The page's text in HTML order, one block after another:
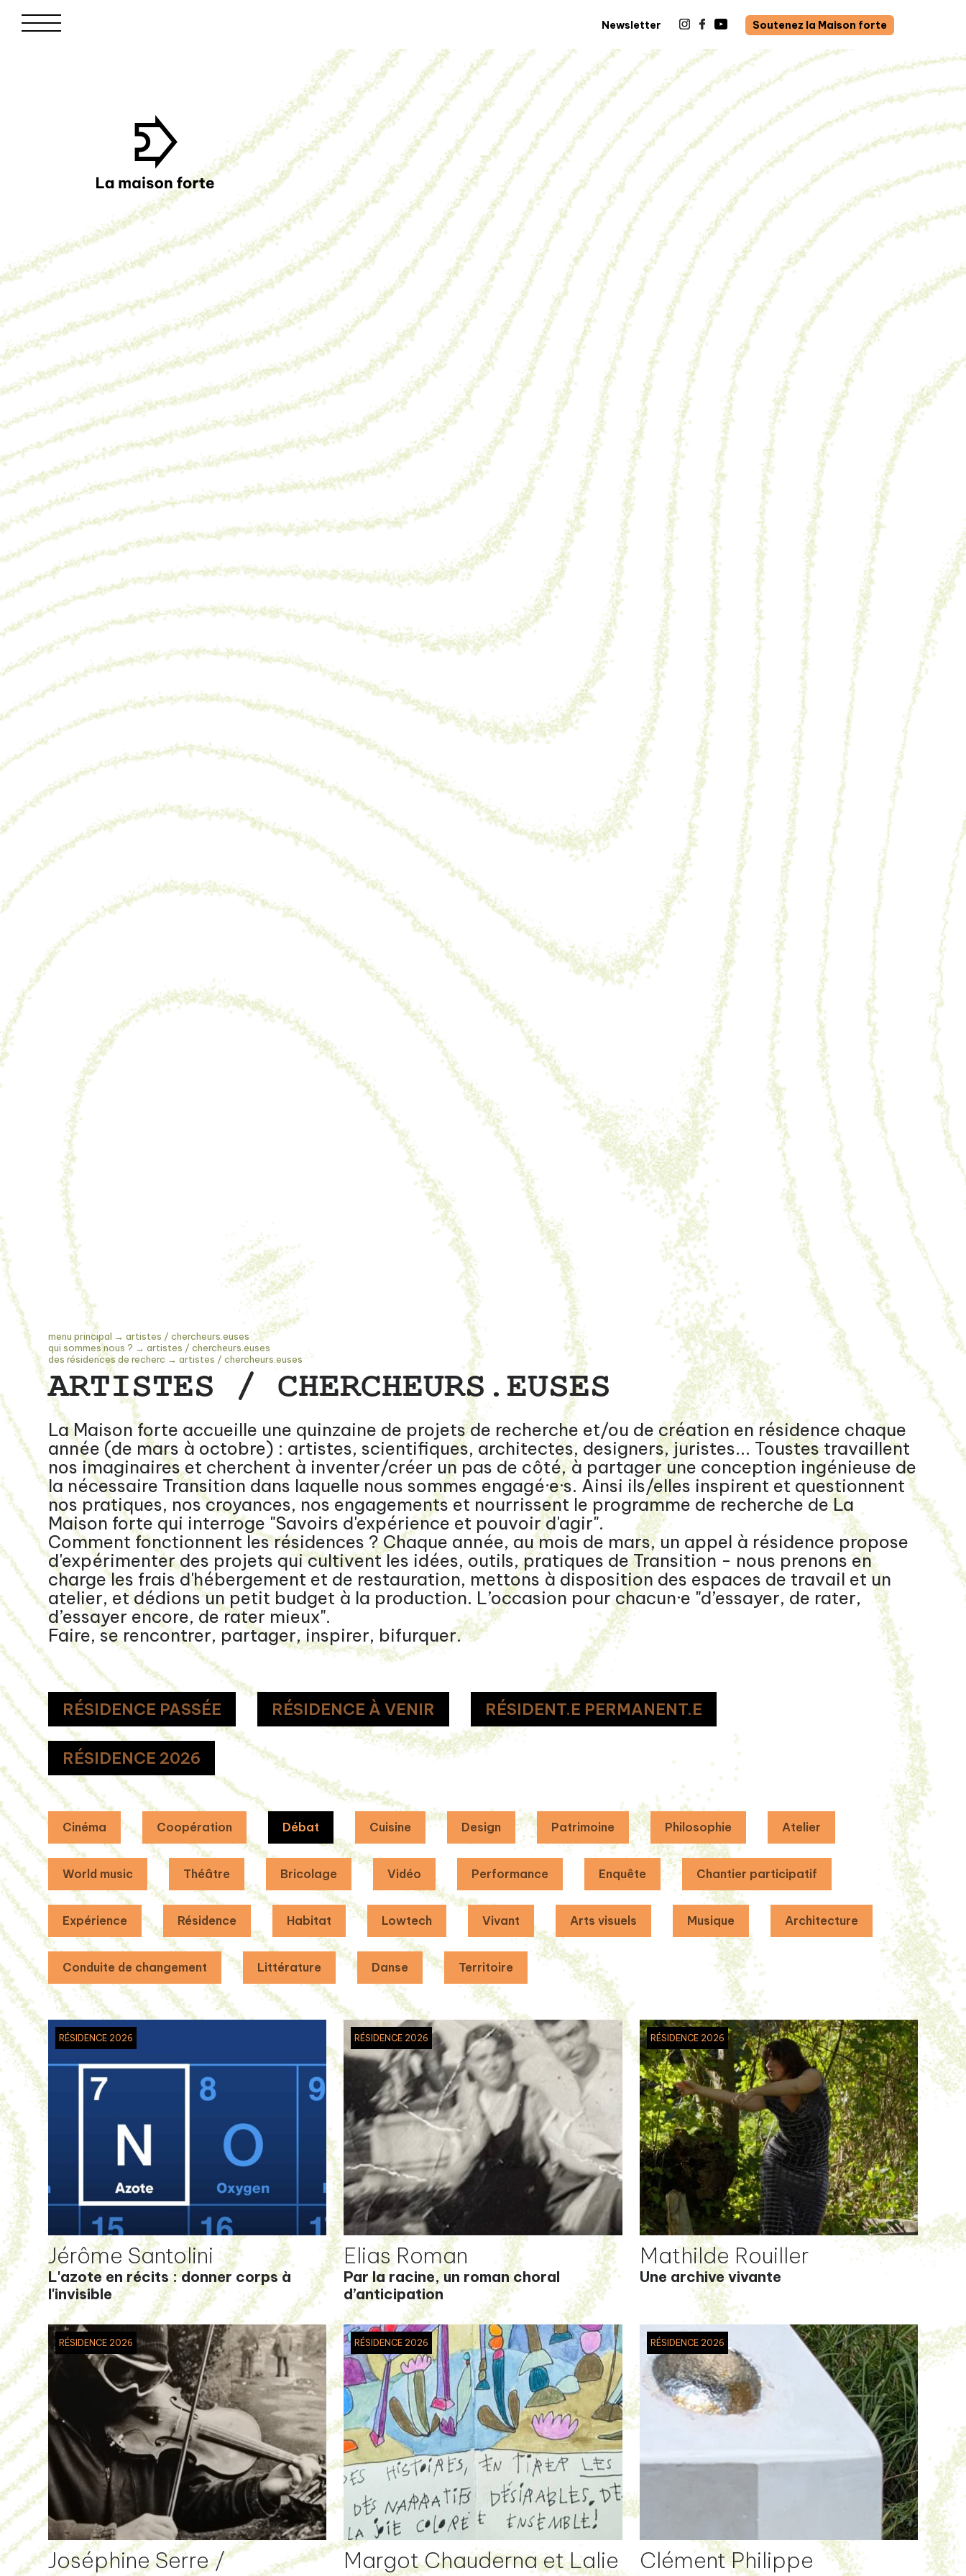
Newsletter Soutenez la Maison forte
menu principal →artistes / chercheurs.euses
qui sommes nous ? →artistes / chercheurs.euses
des résidences de recherc →artistes / chercheurs.euses
ARTISTES / CHERCHEURS.EUSES
La Maison forte accueille une quinzaine de projets de recherche et/ou de création en résidence chaque
année (de mars à octobre) : artistes, scientifiques, architectes, designers, juristes... Toustes travaillent
nos imaginaires et cherchent à inventer/créer un pas de côté, à partager une conception ingénieuse de
la nécessaire Transition dans laquelle nous sommes engagé·e·s. Ainsi ils/elles inspirent et questionnent
nos pratiques, nos croyances, nos engagements et nourrissent le programme de recherche de La
Maison forte qui interroge "Savoirs d'expérience et pouvoir d'agir".
Comment fonctionnent les résidences ? Chaque année, au mois de mars, un appel à résidence propose
d'expérimenter des projets qui cultivent les idées, outils, pratiques de Transition - nous prenons en
charge les frais d'hébergement et de restauration, mettons à disposition des espaces de travail et un
atelier, et dédions un petit budget à la production. L’occasion pour chacun·e "d’essayer, de rater,
d’essayer encore, de rater mieux".
Faire, se rencontrer, partager, inspirer, bifurquer.
RÉSIDENCE PASSÉE RÉSIDENCE À VENIR RÉSIDENT.E PERMANENT.E
RÉSIDENCE 2026
Cinéma Coopération Débat Cuisine Design Patrimoine Philosophie Atelier
World music Théâtre Bricolage Vidéo Performance Enquête Chantier participatif
Expérience Résidence Habitat Lowtech Vivant Arts visuels Musique Architecture
Conduite de changement Littérature Danse Territoire
RÉSIDENCE 2026
Jérôme Santolini
L'azote en récits : donner corps à
l'invisible
RÉSIDENCE 2026
Elias Roman
Par la racine, un roman choral
d’anticipation
RÉSIDENCE 2026
Mathilde Rouiller
Une archive vivante
RÉSIDENCE 2026
Joséphine Serre /
RÉSIDENCE 2026
Margot Chauderna et Lalie
RÉSIDENCE 2026
Clément Philippe